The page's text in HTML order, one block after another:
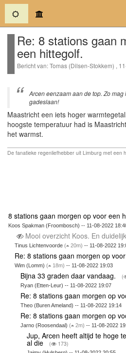
(current)
Re: 8 stations gaan
een hittegolf.
Bericht van: Tomas (Dilsen-Stokkem) ,
Arcen eenzaam aan de top. Zo mag
gadeslaan!
Maastricht een iets hoger
hoogste temperatuur had is
het warmst.
De fanatieke regenliefhebber uit Limburg met een
8 stations gaan morgen op voor een
Koos Spakman (Froombosch) -- 11-08-2022
Mooi overzicht Koos. En
Tinus Lichtenvoorde ( 20m) -- 11-08-2022
Re: 8 stations gaan morgen op
Wim (Lomm) ( 18m) -- 11-08-2022 19:03
Bijna 33 graden daar vandaag. (
Ryan (Etten-Leur) -- 11-08-2022 19:07
Re: 8 stations gaan morgen op
Theo (Buren Ameland) -- 11-08-2022 19:14
Re: 8 stations gaan morgen op
Jarno (Roosendaal)( 2m) -- 11-08-2022
Jup, Arcen heeft altijd te hoge
al die ( 173)